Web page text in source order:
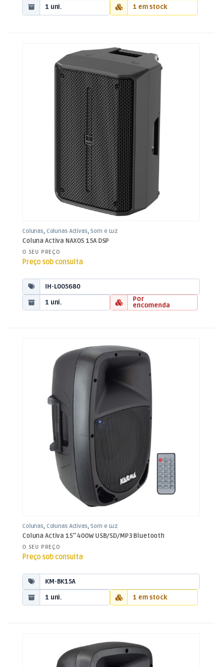
1 uni.
1 em stock
Colunas, Colunas Activas, Som e Luz
Coluna Activa NAXOS 15A DSP
O SEU PREÇO
Preço sob consulta
IH-L005680
1 uni.
Por
encomenda
Colunas, Colunas Activas, Som e Luz
Coluna Activa 15″ 400W USB/SD/MP3 Bluetooth
O SEU PREÇO
Preço sob consulta
KM-BK15A
1 uni.
1 em stock